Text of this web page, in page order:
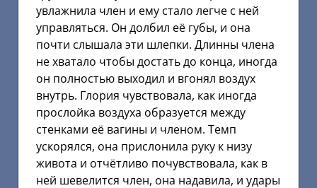
увлажнила член и ему стало легче с ней
управляться. Он долбил её губы, и она
почти слышала эти шлепки. Длинны члена
не хватало чтобы достать до конца, иногда
он полностью выходил и вгонял воздух
внутрь. Глория чувствовала, как иногда
прослойка воздуха образуется между
стенками её вагины и членом. Темп
ускорялся, она прислонила руку к низу
живота и отчётливо почувствовала, как в
ней шевелится член, она надавила, и удары